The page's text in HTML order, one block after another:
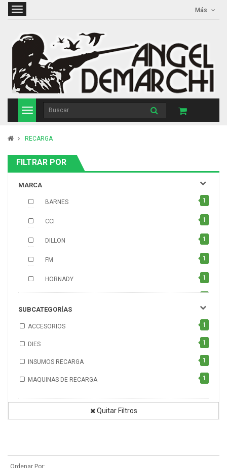
Más
RECARGA
FILTRAR POR
MARCA
BARNES 1
CCI 1
DILLON 1
FM 1
HORNADY 1
1
1
MATCH Q 1
SUBCATEGORÍAS
ACCESORIOS 1
DIES 1
INSUMOS RECARGA 1
MAQUINAS DE RECARGA 1
Quitar Filtros
Ordenar Por: